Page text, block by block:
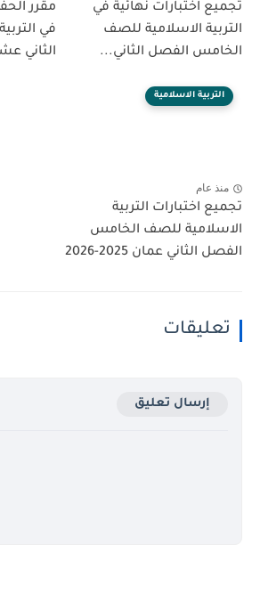
تجميع اختبارات نهائية في
التربية الاسلامية للصف
الخامس الفصل الثاني...
مقرر
في
الثاني
التربية الاسلامية
منذ عام
تجميع اختبارات التربية
الاسلامية للصف الخامس
الفصل الثاني عمان 2025-2026
تعليقات
إرسال تعليق